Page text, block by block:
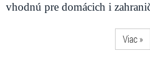
vhodnú pre domácich i
Viac »